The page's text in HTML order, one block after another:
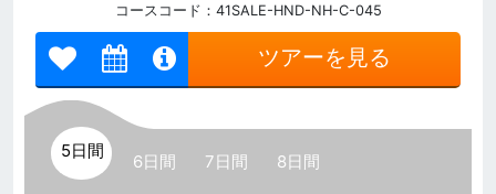
コースコード：41SALE-HND-NH-C-045
ツアーを見る
5日間
6日間 7日間 8日間